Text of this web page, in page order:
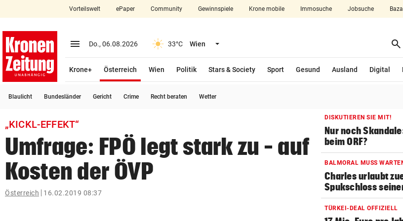
closeSchließen
account_circle Anmelden
arrow_right
bookmark
search
Suchbegriff
eingeben
Vorteilswelt ePaper Community Gewinnspiele Krone mobile Immosuche Jobsuche
menu Menü aufklappen
Do., 06.08.2026 33°C Wien Menü aufklappen search
Krone+ Österreich
Wien
Politik Stars & Society Sport Gesund Ausland Digital
Blaulicht Bundesländer Gericht Crime Recht beraten Wetter
„KICKL-EFFEKT“
Umfrage: FPÖ legt stark zu – auf
Kosten der ÖVP
Österreich 16.02.2019 08:37
DISKUTIEREN SIE MIT!
Nur noch
beim ORF?
BALMORAL MUSS
Charles urlaubt
Spukschloss
TÜRKEI-DEAL OFFIZIELL